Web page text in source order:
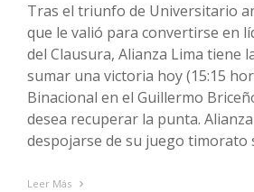
Tras el triunfo de Universitario
que le valió para convertirse en
del Clausura, Alianza Lima tiene
sumar una victoria hoy (15:15
Binacional en el Guillermo
desea recuperar la punta.
despojarse de su juego timorato
Leer Más